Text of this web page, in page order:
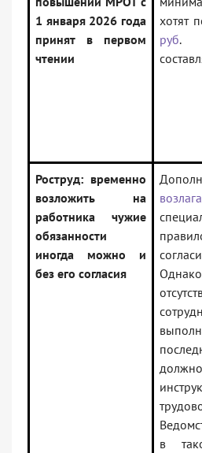
1 января 2026 года
принят в первом
чтении
хотят
руб.
Роструд: временно
возложить на
работника чужие
обязанности
иногда можно и
без его согласия
в